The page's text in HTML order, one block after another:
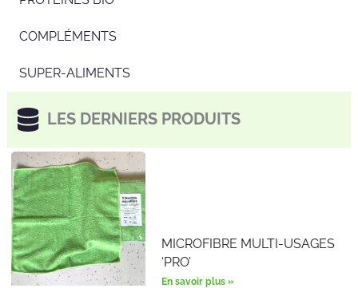
COMPLÉMENTS
SUPER-ALIMENTS
LES DERNIERS PRODUITS
MICROFIBRE MULTI-USAGES
‘PRO’
En savoir plus »